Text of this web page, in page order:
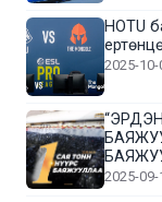
HOTU
2025-10-
2025-09-